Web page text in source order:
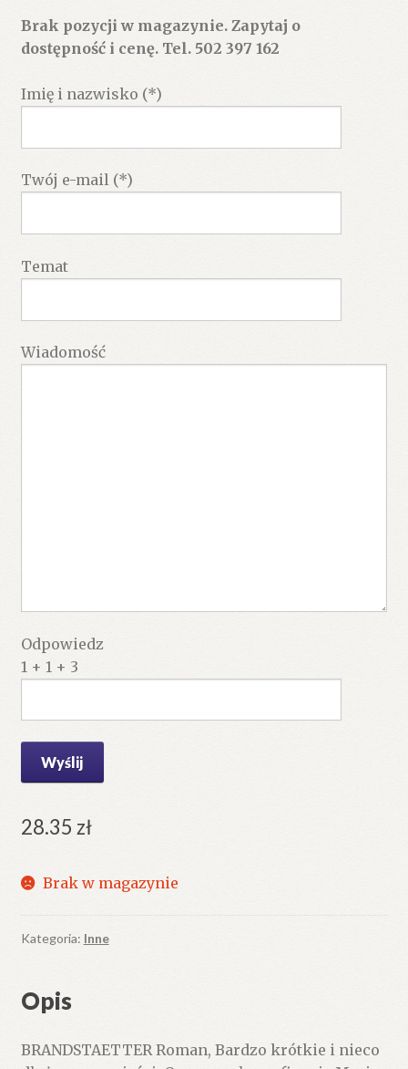
Brak pozycji w magazynie. Zapytaj o
dostępność i cenę. Tel. 502 397 162
Imię i nazwisko (*)
Twój e-mail (*)
Temat
Wiadomość
Odpowiedz
1 + 1 + 3
28.35 zł
Brak w magazynie
Kategoria: Inne
Opis
BRANDSTAETTER Roman, Bardzo krótkie i nieco